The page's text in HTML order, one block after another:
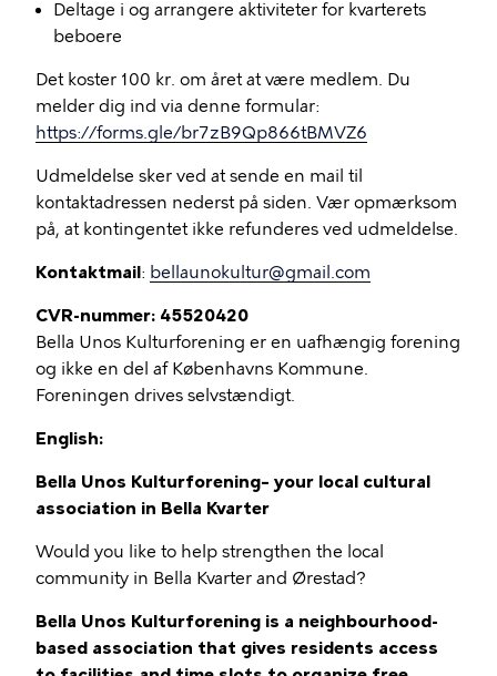
Deltage i og arrangere aktiviteter for kvarterets
beboere
Det koster 100 kr. om året at være medlem. Du
melder dig ind via denne formular:
https://forms.gle/br7zB9Qp866tBMVZ6
Udmeldelse sker ved at sende en mail til
kontaktadressen nederst på siden. Vær opmærksom
på, at kontingentet ikke refunderes ved udmeldelse.
Kontaktmail: bellaunokultur@gmail.com
CVR-nummer: 45520420
Bella Unos Kulturforening er en uafhængig forening
og ikke en del af Københavns Kommune.
Foreningen drives selvstændigt.
English:
Bella Unos Kulturforening– your local cultural
association in Bella Kvarter
Would you like to help strengthen the local
community in Bella Kvarter and Ørestad?
Bella Unos Kulturforening is a neighbourhood-
based association that gives residents access